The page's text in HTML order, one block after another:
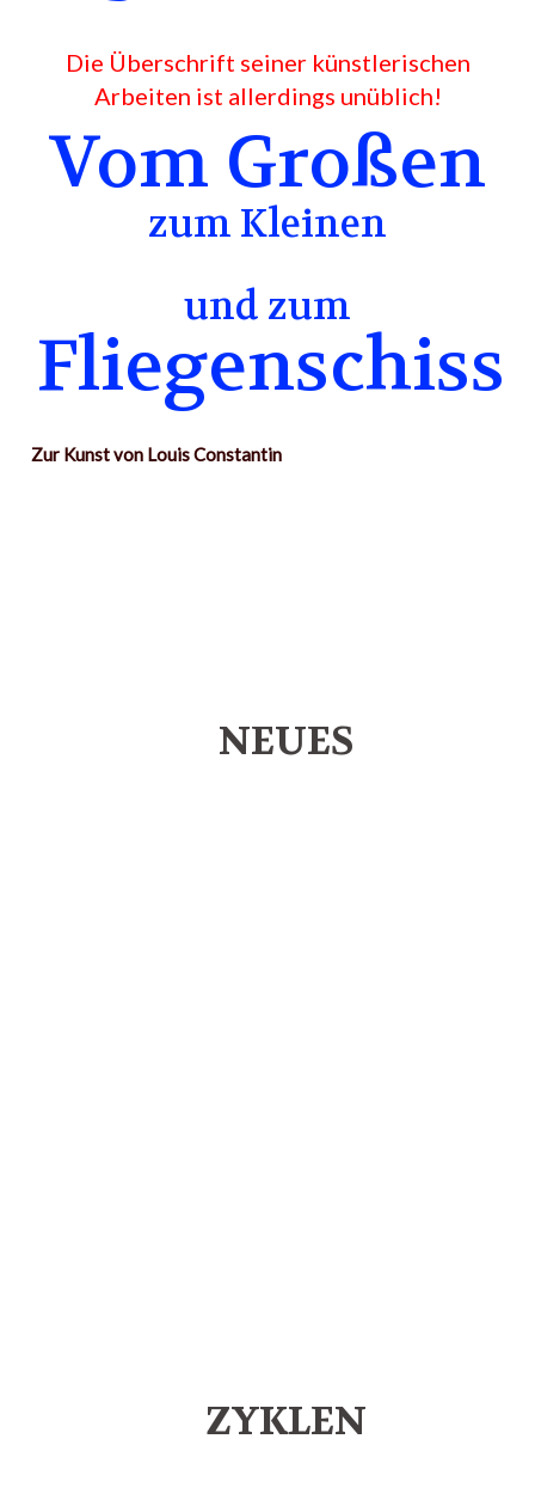
Die Überschrift seiner künstlerischen
Arbeiten ist allerdings unüblich!
Vom Großen
zum Kleinen
und zum
Fliegenschiss
Zur Kunst von Louis Constantin
NEUES
ZYKLEN